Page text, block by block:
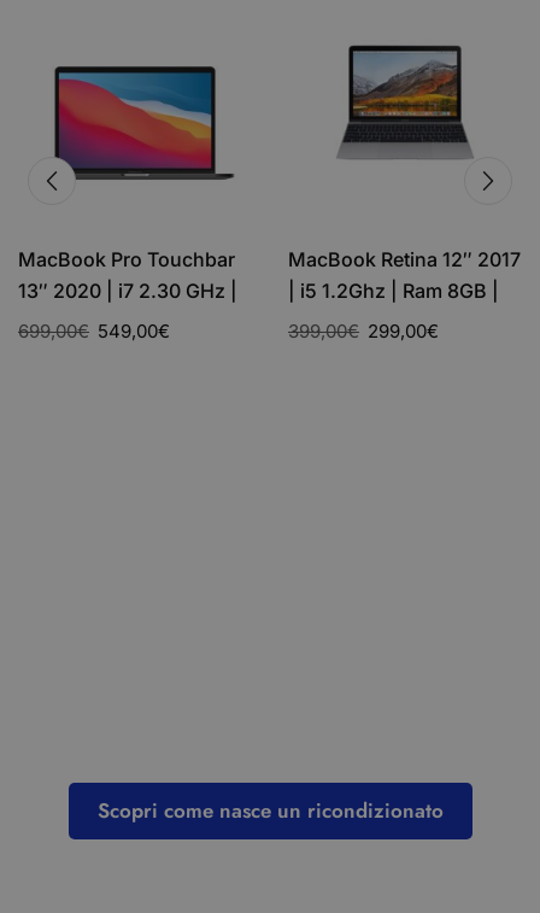
MacBook Retina 12″ 2017
| i5 1.2Ghz | Ram 8GB |
SSD 256Gb –
399,00€ 299,00€
MacBook Pro 13″ 2017 |
i5 2.3Ghz | Ram 8Gb |
SSD 256Gb | Argento –
389,00€ 319,00€
Scopri come nasce un ricondizionato